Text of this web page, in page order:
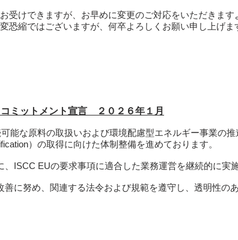
受けできますが、お早めに変更のご対応をいただきま
恐縮ではございますが、何卒よろしくお願い申し上げま
ミットメント宣言 ２０２６年１月​
能な原料の取扱いおよび環境配慮型エネルギー事業の
）の取得に向けた体制整備を進めております。
ISCC EUの要求事項に適合した業務運営を継続的に実
に努め、関連する法令および規範を遵守し、透明性の